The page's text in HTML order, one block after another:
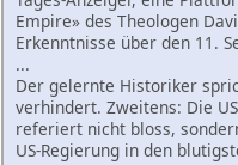
Empire» des Theologen
Erkenntnisse über den 11.
...
Der gelernte Historiker
verhindert. Zweitens: Die
referiert nicht bloss,
US-Regierung in den